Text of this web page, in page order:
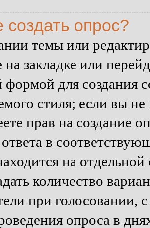
создать опрос?
темы или
на закладке или
формой для создания
стиля; если вы
прав на создание
ответа в
на
количество
при
опроса в